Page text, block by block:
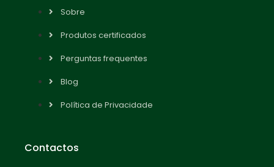
Sobre
Produtos certificados
Perguntas frequentes
Blog
Política de Privacidade
Contactos